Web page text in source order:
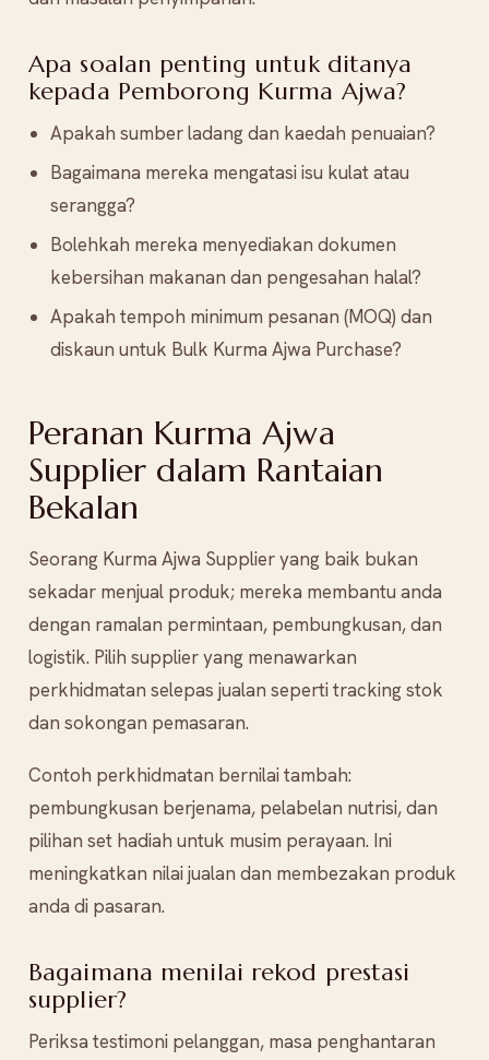
Apa soalan penting untuk ditanya
kepada Pemborong Kurma Ajwa?
Apakah sumber ladang dan kaedah penuaian?
Bagaimana mereka mengatasi isu kulat atau
serangga?
Bolehkah mereka menyediakan dokumen
kebersihan makanan dan pengesahan halal?
Apakah tempoh minimum pesanan (MOQ) dan
diskaun untuk Bulk Kurma Ajwa Purchase?
Peranan Kurma Ajwa
Supplier dalam Rantaian
Bekalan
Seorang Kurma Ajwa Supplier yang baik bukan
sekadar menjual produk; mereka membantu anda
dengan ramalan permintaan, pembungkusan, dan
logistik. Pilih supplier yang menawarkan
perkhidmatan selepas jualan seperti tracking stok
dan sokongan pemasaran.
Contoh perkhidmatan bernilai tambah:
pembungkusan berjenama, pelabelan nutrisi, dan
pilihan set hadiah untuk musim perayaan. Ini
meningkatkan nilai jualan dan membezakan produk
anda di pasaran.
Bagaimana menilai rekod prestasi
supplier?
Periksa testimoni pelanggan, masa penghantaran